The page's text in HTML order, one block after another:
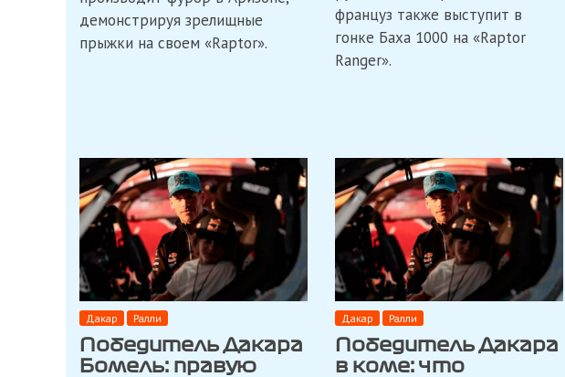
гигантскими
прыжками
демонстрируя зрелищные
прыжки на своем «Raptor».
Дакаре
за
«Ford»
француз также выступит в
гонке Баха 1000 на «Raptor
Ranger».
Дакар Ралли
Победитель Дакара
Бомель: правую
Дакар Ралли
Победитель Дакара
в коме: что